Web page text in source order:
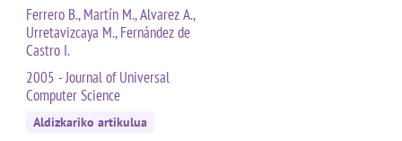
Ferrero B., Martín M., Alvarez A.,
Urretavizcaya M., Fernández de
Castro I.
2005 - Journal of Universal
Computer Science
Aldizkariko artikulua